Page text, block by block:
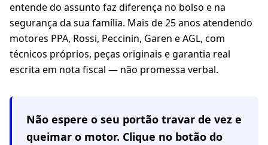
entende do assunto faz diferença no bolso e na
segurança da sua família. Mais de 25 anos atendendo
motores PPA, Rossi, Peccinin, Garen e AGL, com
técnicos próprios, peças originais e garantia real
escrita em nota fiscal — não promessa verbal.
Não espere o seu portão travar de vez e
queimar o motor. Clique no botão do